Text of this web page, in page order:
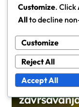
Argentina
Customize. Click
Allto decline
Customize
Reject All
Accept All